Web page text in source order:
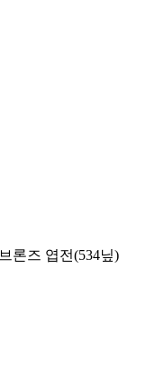
브론즈 엽전(534닢)